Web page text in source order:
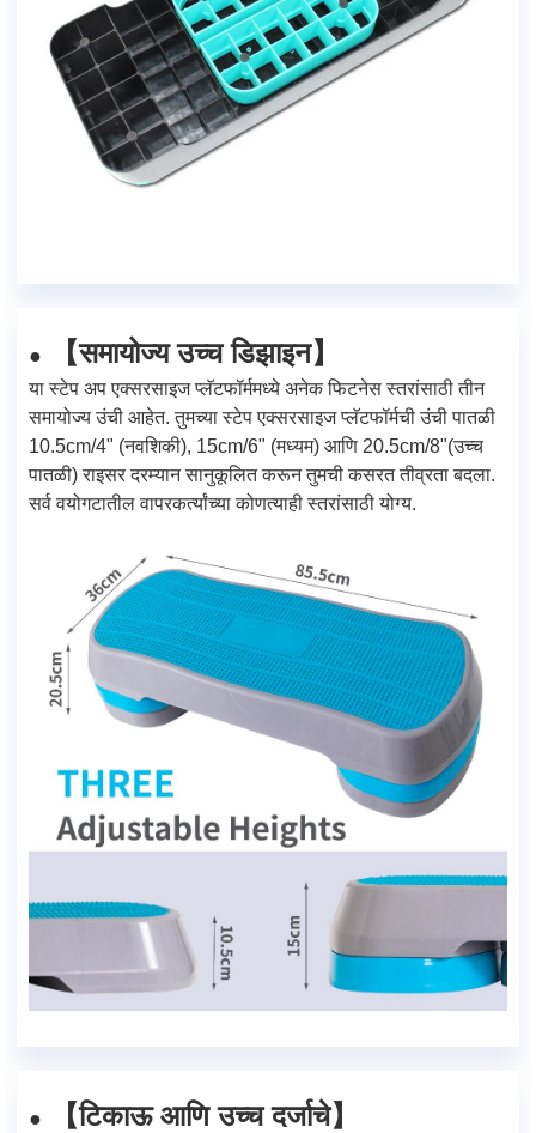
● 【समायोज्य उच्च डिझाइन】
या स्टेप अप एक्सरसाइज प्लॅटफॉर्ममध्ये अनेक फिटनेस स्तरांसाठी तीन
समायोज्य उंची आहेत. तुमच्या स्टेप एक्सरसाइज प्लॅटफॉर्मची उंची पातळी
10.5cm/4" (नवशिकी), 15cm/6" (मध्यम) आणि 20.5cm/8"(उच्च
पातळी) राइसर दरम्यान सानुकूलित करून तुमची कसरत तीव्रता बदला.
सर्व वयोगटातील वापरकर्त्यांच्या कोणत्याही स्तरांसाठी योग्य.
● 【टिकाऊ आणि उच्च दर्जाचे】